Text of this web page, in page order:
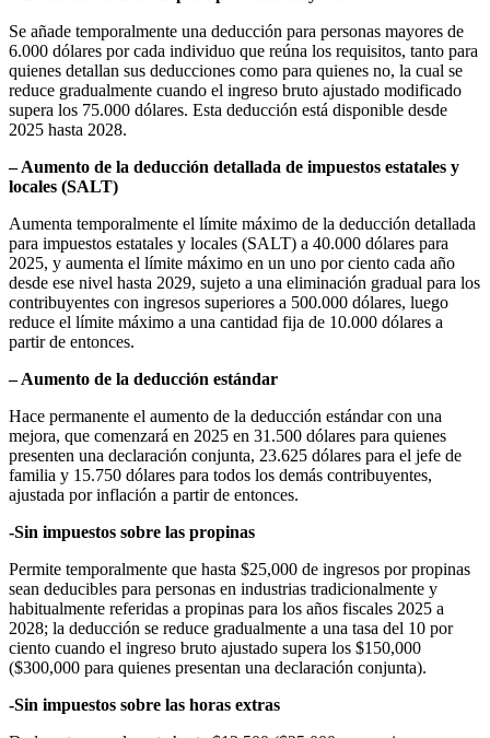
Se añade temporalmente una deducción para personas mayores de
6.000 dólares por cada individuo que reúna los requisitos, tanto para
quienes detallan sus deducciones como para quienes no, la cual se
reduce gradualmente cuando el ingreso bruto ajustado modificado
supera los 75.000 dólares. Esta deducción está disponible desde
2025 hasta 2028.
– Aumento de la deducción detallada de impuestos estatales y
locales (SALT)
Aumenta temporalmente el límite máximo de la deducción detallada
para impuestos estatales y locales (SALT) a 40.000 dólares para
2025, y aumenta el límite máximo en un uno por ciento cada año
desde ese nivel hasta 2029, sujeto a una eliminación gradual para los
contribuyentes con ingresos superiores a 500.000 dólares, luego
reduce el límite máximo a una cantidad fija de 10.000 dólares a
partir de entonces.
– Aumento de la deducción estándar
Hace permanente el aumento de la deducción estándar con una
mejora, que comenzará en 2025 en 31.500 dólares para quienes
presenten una declaración conjunta, 23.625 dólares para el jefe de
familia y 15.750 dólares para todos los demás contribuyentes,
ajustada por inflación a partir de entonces.
-Sin impuestos sobre las propinas
Permite temporalmente que hasta $25,000 de ingresos por propinas
sean deducibles para personas en industrias tradicionalmente y
habitualmente referidas a propinas para los años fiscales 2025 a
2028; la deducción se reduce gradualmente a una tasa del 10 por
ciento cuando el ingreso bruto ajustado supera los $150,000
($300,000 para quienes presentan una declaración conjunta).
-Sin impuestos sobre las horas extras